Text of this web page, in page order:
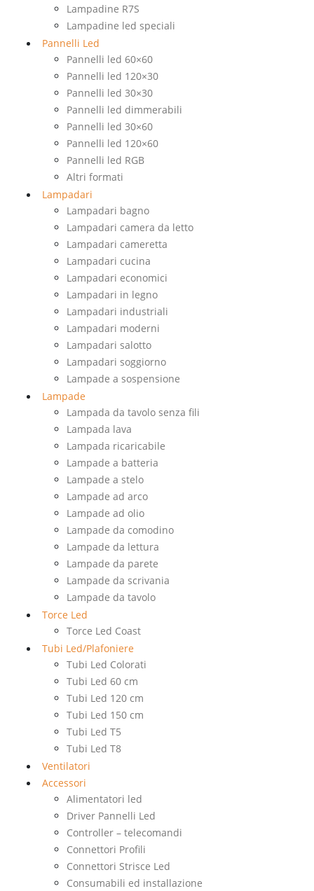
Lampadine R7S
Lampadine led speciali
Pannelli Led
Pannelli led 60×60
Pannelli led 120×30
Pannelli led 30×30
Pannelli led dimmerabili
Pannelli led 30×60
Pannelli led 120×60
Pannelli led RGB
Altri formati
Lampadari
Lampadari bagno
Lampadari camera da letto
Lampadari cameretta
Lampadari cucina
Lampadari economici
Lampadari in legno
Lampadari industriali
Lampadari moderni
Lampadari salotto
Lampadari soggiorno
Lampade a sospensione
Lampade
Lampada da tavolo senza fili
Lampada lava
Lampada ricaricabile
Lampade a batteria
Lampade a stelo
Lampade ad arco
Lampade ad olio
Lampade da comodino
Lampade da lettura
Lampade da parete
Lampade da scrivania
Lampade da tavolo
Torce Led
Torce Led Coast
Tubi Led/Plafoniere
Tubi Led Colorati
Tubi Led 60 cm
Tubi Led 120 cm
Tubi Led 150 cm
Tubi Led T5
Tubi Led T8
Ventilatori
Accessori
Alimentatori led
Driver Pannelli Led
Controller – telecomandi
Connettori Profili
Connettori Strisce Led
Consumabili ed installazione